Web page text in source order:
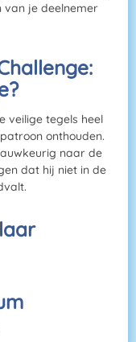
van je deelnemer
veilige tegels heel
onthouden.
naar de
dat hij niet in de